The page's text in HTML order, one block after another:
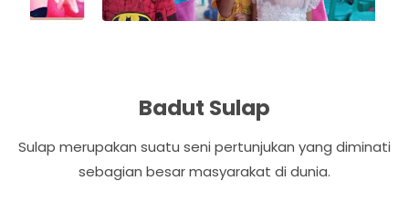
Badut Sulap
Sulap merupakan suatu seni pertunjukan yang diminati
sebagian besar masyarakat di dunia.